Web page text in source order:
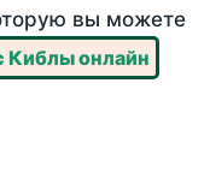
вы можете
Киблы онлайн